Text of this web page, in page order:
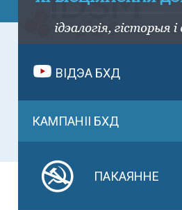
ВІДЭА БХД
КАМПАНІІ БХД
ПАКАЯННЕ